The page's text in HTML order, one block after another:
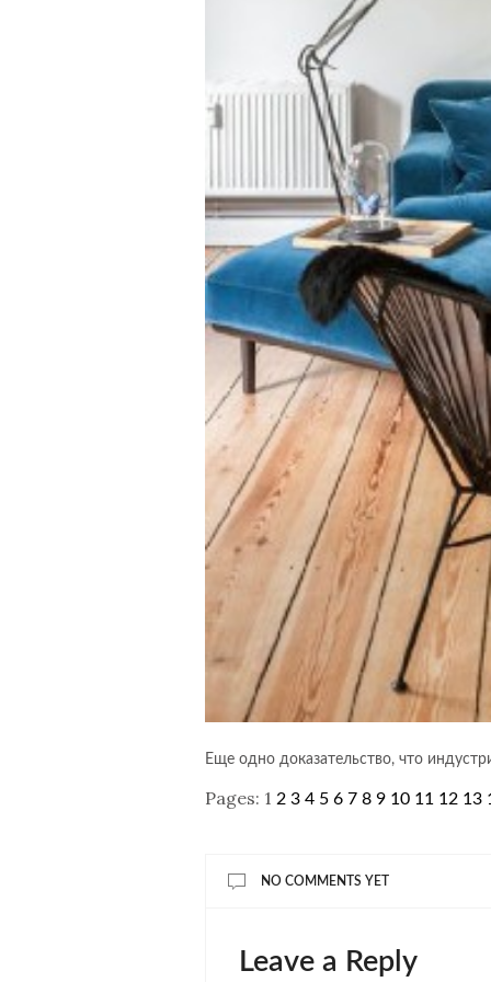
Еще одно доказательство, что
Pages: 1 2 3 4 5 6 7 8 9 10 11 12 13
NO COMMENTS YET
Leave a Reply